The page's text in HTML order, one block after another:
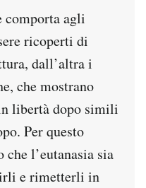
comporta agli
ricoperti di
dall’altra i
che mostrano
libertà dopo simili
Per questo
l’eutanasia sia
e rimetterli in